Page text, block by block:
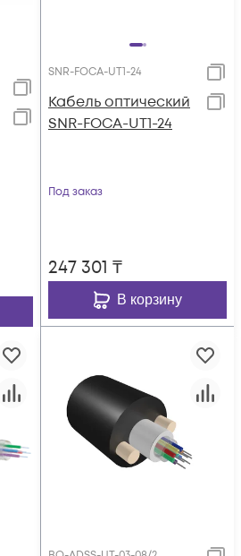
SNR-FOCA-UT1-24
Кабель оптический
SNR-FOCA-UT1-24
Под заказ
247 301 ₸
В корзину